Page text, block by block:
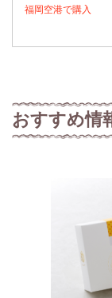
福岡空港で購入
おすすめ情